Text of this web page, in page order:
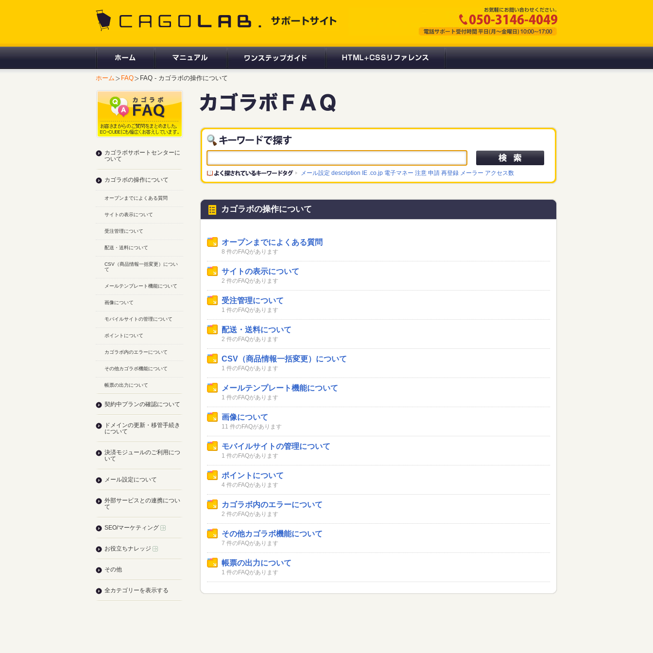
ホーム FAQ FAQ - カゴラボの操作について
メール設定 description IE .co.jp 電子マネー 注意 申請 再登録 メーラー アクセス数
カゴラボの操作について
オープンまでによくある質問
8 件のFAQがあります
サイトの表示について
2 件のFAQがあります
受注管理について
1 件のFAQがあります
配送・送料について
2 件のFAQがあります
CSV（商品情報一括変更）について
1 件のFAQがあります
メールテンプレート機能について
1 件のFAQがあります
画像について
11 件のFAQがあります
モバイルサイトの管理について
1 件のFAQがあります
ポイントについて
4 件のFAQがあります
カゴラボ内のエラーについて
2 件のFAQがあります
その他カゴラボ機能について
7 件のFAQがあります
帳票の出力について
1 件のFAQがあります
カゴラボサポートセンターに
ついて
カゴラボの操作について
オープンまでによくある質問
サイトの表示について
受注管理について
配送・送料について
CSV（商品情報一括変更）につい
て
メールテンプレート機能について
画像について
モバイルサイトの管理について
ポイントについて
カゴラボ内のエラーについて
その他カゴラボ機能について
帳票の出力について
契約中プランの確認について
ドメインの更新・移管手続き
について
決済モジュールのご利用につ
いて
メール設定について
外部サービスとの連携につい
て
SEO/マーケティング
お役立ちナレッジ
その他
全カテゴリーを表示する